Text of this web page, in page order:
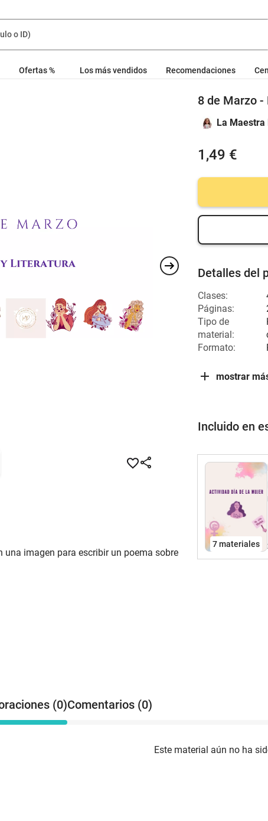
Ofertas % Los más vendidos Recomendaciones
imagen para escribir un poema sobre
8 de Marzo
La Maestra
1,49 €
Detalles del
Clases:
Páginas:
Tipo de
material:
Formato:
mostrar
Incluido en
7 materiales
(0)Comentarios (0)
Este material aún no ha